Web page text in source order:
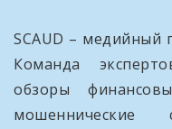
SCAUD – медийный
Команда
обзоры